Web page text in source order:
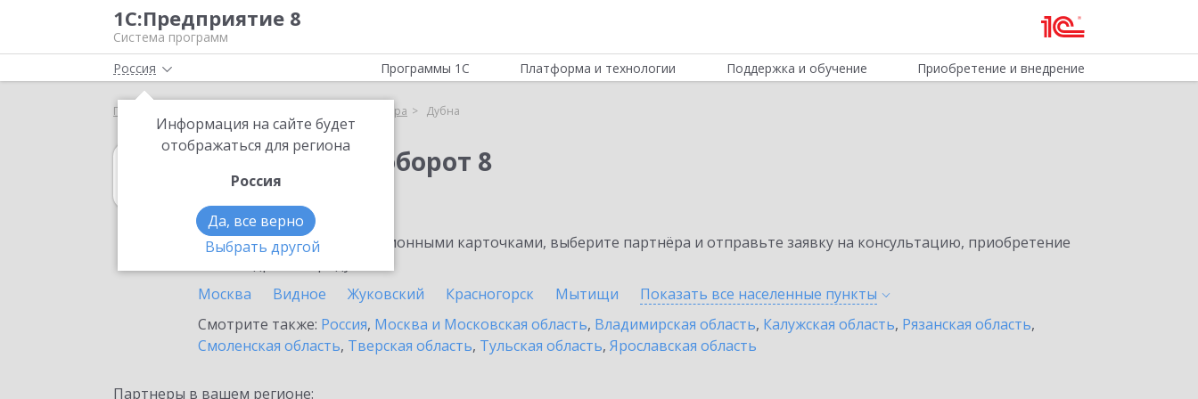
1С:Предприятие 8
Система программ
Россия
Информация на сайте будет
отображаться для региона
Россия
Да, все верно
Выбрать другой
Программы 1С Платформа и технологии Поддержка и обучение Приобретение и внедрение
Главная Выбор партнёра Дубна
1С:Документооборот 8
в Дубне
Ознакомьтесь с информационными карточками, выберите партнёра и отправьте заявку на консультацию, приобретение
Москва
Видное Жуковский Красногорск Мытищи Показать все населенные пункты
Смотрите также: Россия, Москва и Московская область, Владимирская область, Калужская область, Рязанская область,
Смоленская область, Тверская область, Тульская область, Ярославская область
Партнеры в вашем регионе: